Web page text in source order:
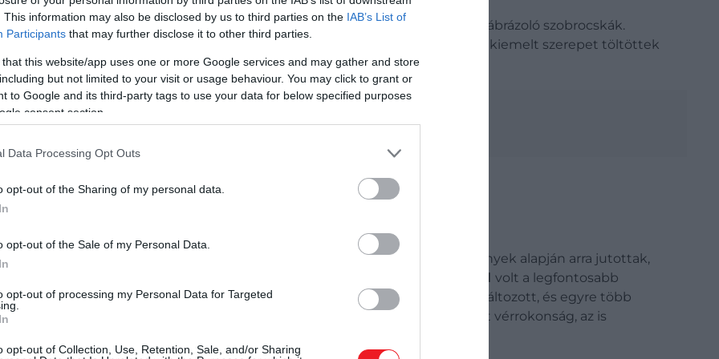
This information may also be disclosed by us to third parties on the IAB’s List of
Participants that may further disclose it to other third parties.
that this website/app uses one or more Google services and may gather and store
but not limited to your visit or usage behaviour. You may click to grant or
to Google and its third-party tags to use your data for below specified purposes
consent section.
Data Processing Opt Outs
opt-out of the Sharing of my personal data.
opt-out of the Sale of my Personal Data.
opt-out of processing my Personal Data for Targeted
opt-out of Collection, Use, Retention, Sale, and/or Sharing
között volt lakott és jellegzetességei közé tartoztak anői alakokat
ábrázoló szobrocskák.
kultuszára utalhatnak, valamint egyértelmű jelei annak, hogy a nők kiemelt szerepet töltöttek
– állítják tudósok
és antropológusok elemezték a csontvázak DNS-ét és az eredmények alapján arra jutottak,
anyai ágon kötötte össze rokonság. Ez arra utal, hogy az
anyai vonal volt a legfontosabb
éveiben a családtagokat együtt temették el, de idővel ez a szokás megváltozott, és egyre több
kapcsolatban a ház többi lakójával. Abban az esetben, ha mégis volt vérrokonság, az is
a férjek költöztek be a feleség családjához, nem pedig fordítva.